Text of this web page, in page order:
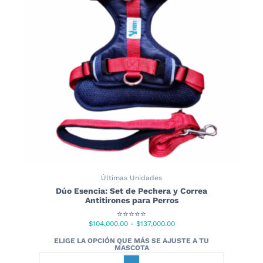
se
pueden
elegir
en
la
página
de
producto
Últimas Unidades
Dúo Esencia: Set de Pechera y Correa
Antitirones para Perros
⭐⭐⭐⭐⭐
$104,000.00 - $137,000.00Rango